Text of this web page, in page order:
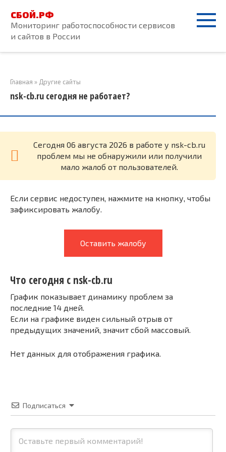
контенту
СБОЙ.РФ
Мониторинг работоспособности сервисов
и сайтов в России
Главная » Другие сайты
nsk-cb.ru сегодня не работает?
Cегодня 06 августа 2026 в работе у nsk-cb.ru
проблем мы не обнаружили или получили
мало жалоб от пользователей.
Если сервис недоступен, нажмите на кнопку, чтобы
зафиксировать жалобу.
Оставить жалобу
Что сегодня с nsk-cb.ru
График показывает динамику проблем за
последние 14 дней.
Если на графике виден сильный отрыв от
предыдущих значений, значит сбой массовый.
Нет данных для отображения графика.
Подписаться